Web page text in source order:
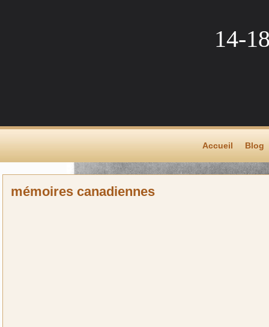
14-
Accueil Blog
mémoires canadiennes